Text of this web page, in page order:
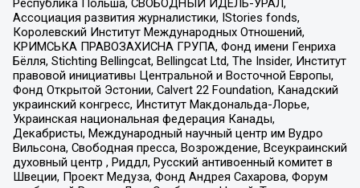
Республика Польша, СВОБОДНЫЙ ИДЕЛЬ-УРАЛ,
Ассоциация развития журналистики, IStories fonds,
Королевский Институт Международных Отношений,
КРИМСЬКА ПРАВОЗАХИСНА ГРУПА, Фонд имени Генриха
Бёлля, Stichting Bellingcat, Bellingcat Ltd, The Insider, Институт
правовой инициативы Центральной и Восточной Европы,
Фонд Открытой Эстонии, Calvert 22 Foundation, Канадский
украинский конгресс, Институт Макдональда-Лорье,
Украинская национальная федерация Канады,
Декабристы, Международный научный центр им Вудро
Вильсона, Свободная пресса, Возрождение, Всеукраинский
духовный центр , Риддл, Русский антивоенный комитет в
Швеции, Проект Медуза, Фонд Андрея Сахарова, Форум